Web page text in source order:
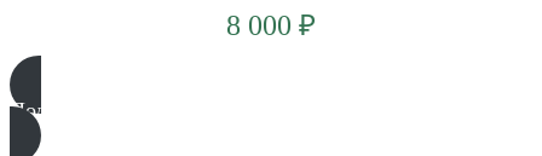
8 000 ₽
Подробнее